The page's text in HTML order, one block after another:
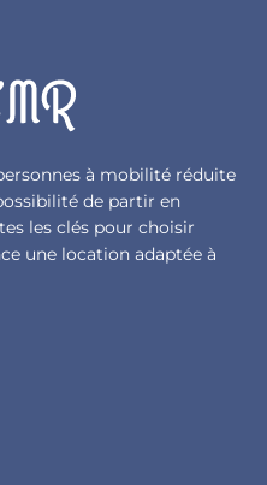
à mobilité réduite
de partir en
les clés pour choisir
une location adaptée à